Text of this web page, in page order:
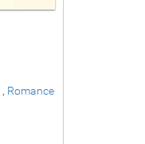
, Romance